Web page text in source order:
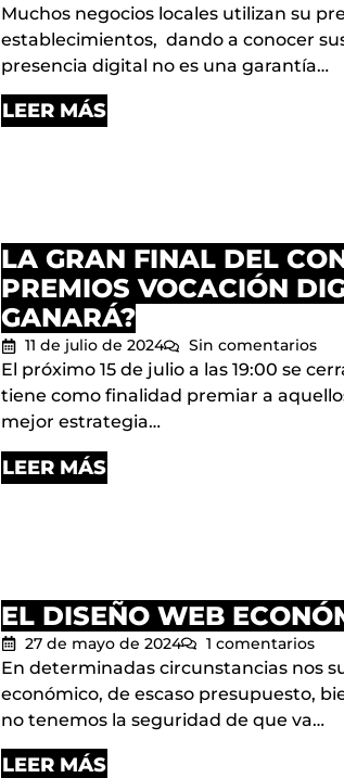
Muchos negocios locales utilizan su
establecimientos, dando a conocer
presencia digital no es una garantía…
LEER MÁS
LA GRAN FINAL DEL
PREMIOS VOCACIÓN
GANARÁ?
11 de julio de 2024 Sin comentarios
El próximo 15 de julio a las 19:00 se
tiene como finalidad premiar a
mejor estrategia…
LEER MÁS
EL DISEÑO WEB
27 de mayo de 2024 1 comentarios
En determinadas circunstancias nos
económico, de escaso presupuesto,
no tenemos la seguridad de que va…
LEER MÁS